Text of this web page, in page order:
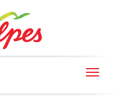
Toggle